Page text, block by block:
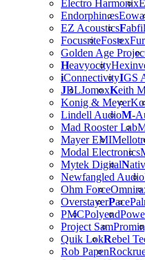
Electro Harmonix
Endorphin.es
EZ AcousticsF
FocusriteFostex
Golden Age
Heavyocity
iConnectivityIGS
JBLJomoxKeith
Konig & Meyer
Lindell AudioM-
Mad Rooster Lab
Mayer EMI
Modal Electronics
Mytek DigitalN
Newfangled Audio
Ohm Force
OverstayerPace
PMCPolyend
Project Sam
Quik LokRebel
Rob Papen